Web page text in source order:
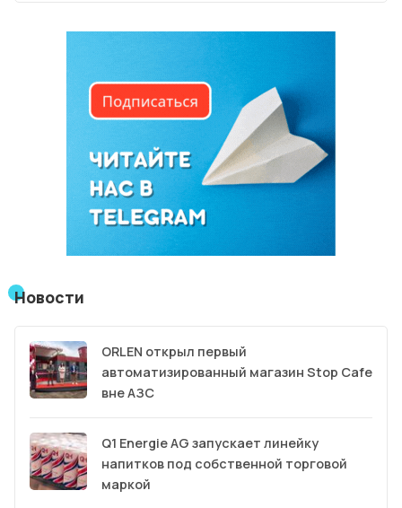
Новости
ORLEN открыл первый
автоматизированный магазин Stop Cafe
вне АЗС
Q1 Energie AG запускает линейку
напитков под собственной торговой
маркой